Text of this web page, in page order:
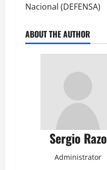
Nacional (DEFENSA)
ABOUT THE AUTHOR
Sergio Razo
Administrator